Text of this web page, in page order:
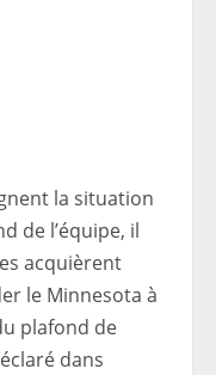
la situation
de l’équipe, il
acquièrent
le Minnesota à
plafond de
dans